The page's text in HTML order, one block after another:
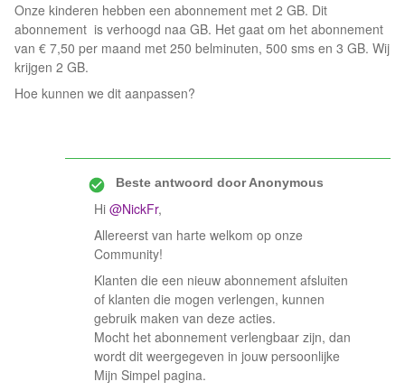
Onze kinderen hebben een abonnement met 2 GB. Dit
abonnement is verhoogd naa GB. Het gaat om het abonnement
van € 7,50 per maand met 250 belminuten, 500 sms en 3 GB. Wij
krijgen 2 GB.
Hoe kunnen we dit aanpassen?
Beste antwoord doorAnonymous
Hi @NickFr,
Allereerst van harte welkom op onze
Community!
Klanten die een nieuw abonnement afsluiten
of klanten die mogen verlengen, kunnen
gebruik maken van deze acties.
Mocht het abonnement verlengbaar zijn, dan
wordt dit weergegeven in jouw persoonlijke
Mijn Simpel pagina.